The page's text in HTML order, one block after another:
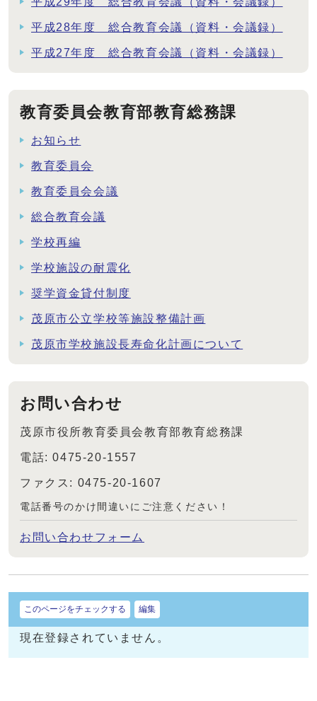
平成28年度 総合教育会議（資料・会議録）
平成27年度 総合教育会議（資料・会議録）
教育委員会教育部教育総務課
お知らせ
教育委員会
教育委員会会議
総合教育会議
学校再編
学校施設の耐震化
奨学資金貸付制度
茂原市公立学校等施設整備計画
茂原市学校施設長寿命化計画について
お問い合わせ
茂原市役所教育委員会教育部教育総務課
電話: 0475-20-1557
ファクス: 0475-20-1607
電話番号のかけ間違いにご注意ください！
お問い合わせフォーム
このページをチェックする 編集
現在登録されていません。